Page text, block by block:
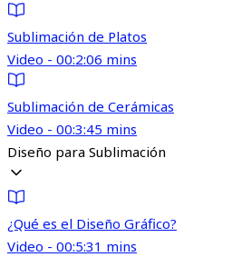
Sublimación de Platos
Video - 00:2:06 mins
Sublimación de Cerámicas
Video - 00:3:45 mins
Diseño para Sublimación
¿Qué es el Diseño Gráfico?
Video - 00:5:31 mins